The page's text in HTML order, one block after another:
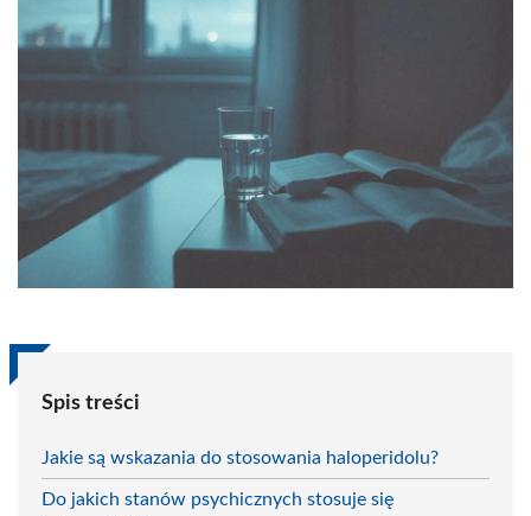
Spis treści
Jakie są wskazania do stosowania haloperidolu?
Do jakich stanów psychicznych stosuje się